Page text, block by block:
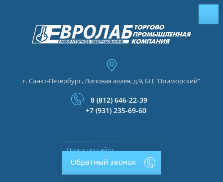
г. Санкт-Петербург, Липовая аллея, д.9, БЦ "Приморский"
8 (812) 646-22-39
+7 (931) 235-69-60
Обратный звонок